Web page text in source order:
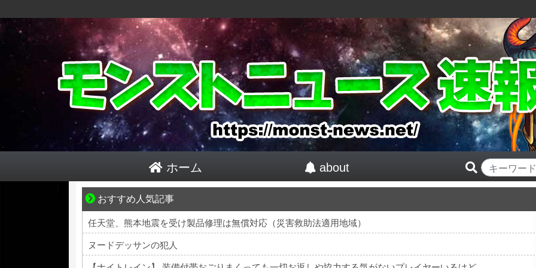
ホーム about
おすすめ人気記事
妻との生活が、夫をうつへ追い込んだ現実
任天堂、熊本地震を受け製品修理は無償対応（災害救助法適用地域）
ヌードデッサンの犯人